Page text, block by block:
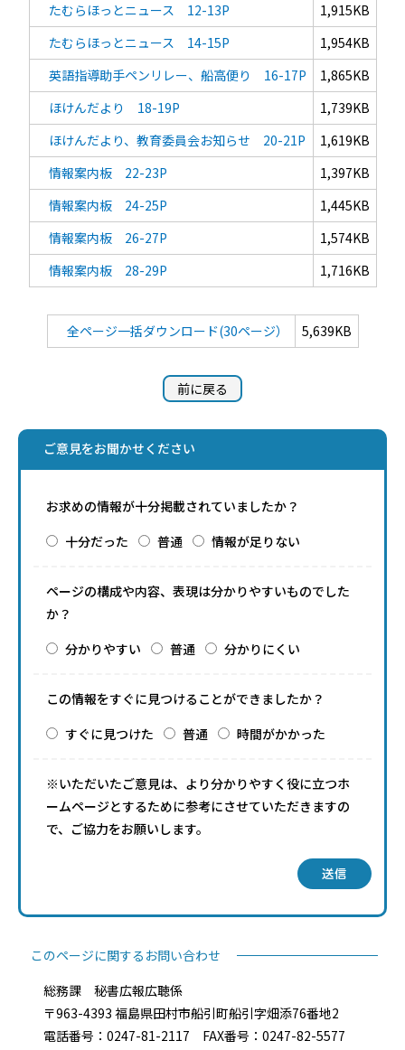
たむらほっとニュース 12-13P
1,915KB
たむらほっとニュース 14-15P
1,954KB
英語指導助手ペンリレー、船高便り 16-17P
1,865KB
ほけんだより 18-19P
1,739KB
ほけんだより、教育委員会お知らせ 20-21P
1,619KB
情報案内板 22-23P
1,397KB
情報案内板 24-25P
1,445KB
情報案内板 26-27P
1,574KB
情報案内板 28-29P
1,716KB
全ページ一括ダウンロード(30ページ） 5,639KB
前に戻る
ご意見をお聞かせください
お求めの情報が十分掲載されていましたか？
十分だった
普通 情報が足りない
ページの構成や内容、表現は分かりやすいものでした
か？
分かりやすい
普通 分かりにくい
この情報をすぐに見つけることができましたか？
すぐに見つけた
普通 時間がかかった
※いただいたご意見は、より分かりやすく役に立つホ
ームページとするために参考にさせていただきますの
で、ご協力をお願いします。
送信
このページに関するお問い合わせ
総務課 秘書広報広聴係
〒963-4393 福島県田村市船引町船引字畑添76番地2
電話番号：0247-81-2117 FAX番号：0247-82-5577